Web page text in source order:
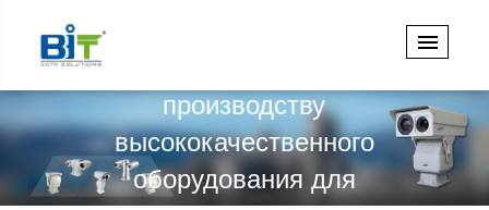
производству
высококачественного
оборудования для